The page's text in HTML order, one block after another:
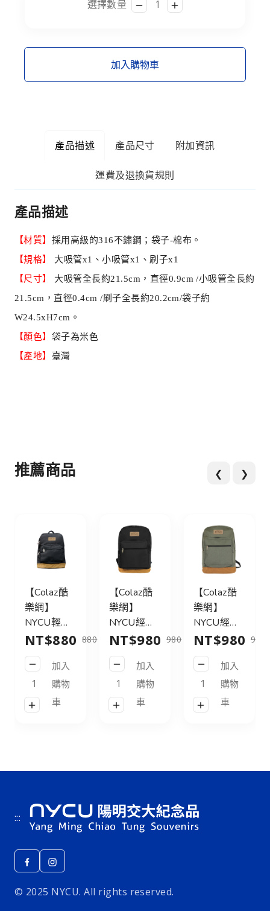
選擇數量
加入購物車
產品描述 產品尺寸 附加資訊
運費及退換貨規則
產品描述
【材質】 採用高級的316不鏽鋼；袋子-棉布。
【規格】 大吸管x1、小吸管x1、刷子x1
【尺寸】 大吸管全長約21.5cm，直徑0.9cm /小吸管全長約
21.5cm，直徑0.4cm /刷子全長約20.2cm/袋子約
W24.5xH7cm。
【顏色】 袋子為米色
【產地】 臺灣
推薦商品 ❮ ❯
【Colaz酷
樂網】
NYCU輕旅
行後背包
21L_黑／
NYCU
Logo
Backpack
21L_Black
NT$880 880
加入
購物
車
【Colaz酷
樂網】
NYCU經典
後背包31L
皮標款_黑
／NYCU
Logo
Backpack
31L_Black
NT$980 980
加入
購物
車
【Colaz酷
樂網】
NYCU經典
後背包31L
皮標款_灰
綠／NYCU
Logo
Backpack
31L_Green
NT$980 980
加入
購物
車
:::
© 2025 NYCU. All rights reserved.